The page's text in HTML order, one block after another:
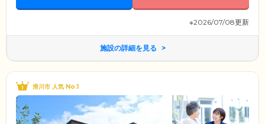
※2026/07/08更新
施設の詳細を見る
滑川市 人気 No.1